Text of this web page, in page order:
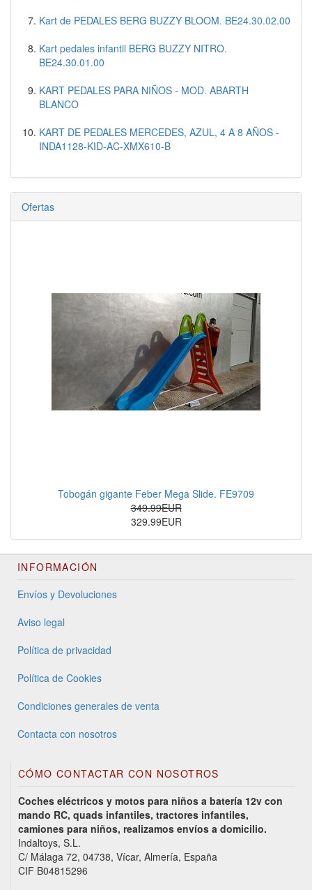
Kart de PEDALES BERG BUZZY BLOOM. BE24.30.02.00
Kart pedales infantil BERG BUZZY NITRO.
BE24.30.01.00
KART PEDALES PARA NIÑOS - MOD. ABARTH
BLANCO
KART DE PEDALES MERCEDES, AZUL, 4 A 8 AÑOS -
INDA1128-KID-AC-XMX610-B
Ofertas
Tobogán gigante Feber Mega Slide. FE9709
349.99EUR
329.99EUR
INFORMACIÓN
Envíos y Devoluciones
Aviso legal
Política de privacidad
Política de Cookies
Condiciones generales de venta
Contacta con nosotros
CÓMO CONTACTAR CON NOSOTROS
Coches eléctricos y motos para niños a batería 12v con
mando RC, quads infantiles, tractores infantiles,
camiones para niños, realizamos envíos a domicilio.
Indaltoys, S.L.
C/ Málaga 72, 04738, Vícar, Almería, España
CIF B04815296